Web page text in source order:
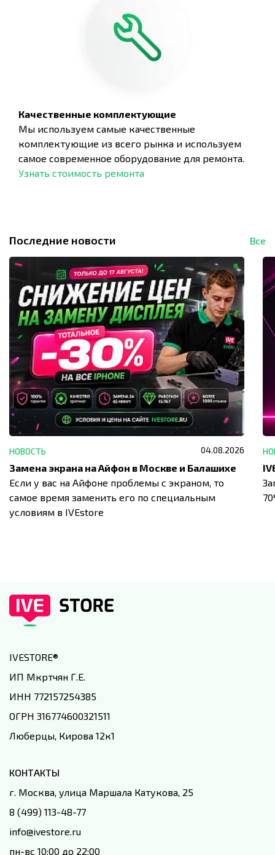
Качественные комплектующие
Мы используем самые качественные
комплектующие из всего рынка и используем
самое современное оборудование для ремонта.
Узнать стоимость ремонта
Последние новости Все
НОВОСТЬ 04.08.2026
Замена экрана на Айфон в Москве и Балашихе
Если у вас на Айфоне проблемы с экраном, то
самое время заменить его по специальным
условиям в IVEstore
IVESTORE®
ИП Мкртчян Г.Е.
ИНН 772157254385
ОГРН 316774600321511
Люберцы, Кирова 12к1
КОНТАКТЫ
г. Москва, улица Маршала Катукова, 25
8 (499) 113-48-77
info@ivestore.ru
пн-вс 10:00 до 22:00